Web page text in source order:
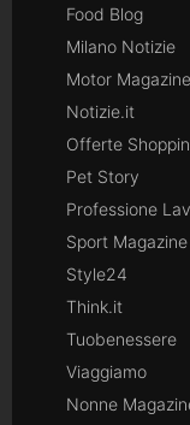
Food Blog
Milano Notizie
Motor Magazine
Notizie.it
Offerte
Pet Story
Professione
Sport Magazine
Style24
Think.it
Tuobenessere
Viaggiamo
Nonne